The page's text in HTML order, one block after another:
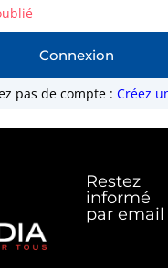
Connexion
pas de compte :Créez
Restez
informé
par email